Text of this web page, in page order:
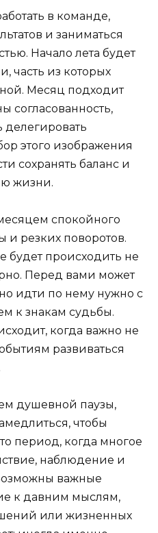
в команде,
и заниматься
Начало лета будет
часть из которых
Месяц подходит
согласованность,
делегировать
этого изображения
сохранять баланс и
жизни.
спокойного
и резких поворотов.
будет происходить не
Перед вами может
идти по нему нужно с
к знакам судьбы.
когда важно не
развиваться
душевной паузы,
чтобы
период, когда многое
наблюдение и
важные
к давним мыслям,
или жизненных